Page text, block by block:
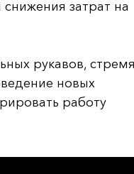
затрат на
рукавов,
новых
работу